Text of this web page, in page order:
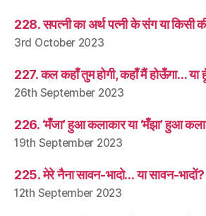
228. सपत्नी का अर्थ पत्नी के संग या किसी
3rd October 2023
227. कल कहाँ तुम होगी, कहाँ मैं होऊँगा… या
26th September 2023
226. ‘मँजा’ हुआ कलाकार या ‘मँझा’ हुआ
19th September 2023
225. मेरे नैना सावन-भादो… या सावन-भादों?
12th September 2023